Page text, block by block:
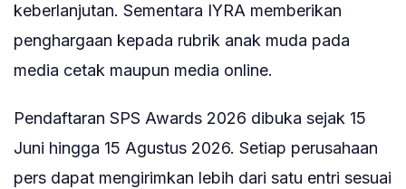
keberlanjutan. Sementara IYRA memberikan
penghargaan kepada rubrik anak muda pada
media cetak maupun media online.
Pendaftaran SPS Awards 2026 dibuka sejak 15
Juni hingga 15 Agustus 2026. Setiap perusahaan
pers dapat mengirimkan lebih dari satu entri sesuai